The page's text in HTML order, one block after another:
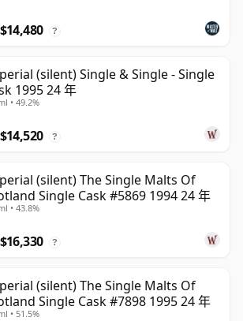
?
(silent) Single & Single - Single
1995 24 年
• 49.2%
?
(silent) The Single Malts Of
Single Cask #5869 1994 24 年
• 43.8%
?
(silent) The Single Malts Of
Single Cask #7898 1995 24 年
• 51.5%